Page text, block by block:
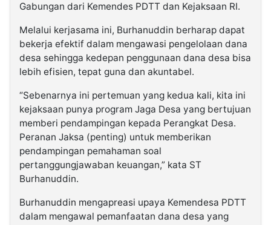
Gabungan dari Kemendes PDTT dan Kejaksaan RI.
Melalui kerjasama ini, Burhanuddin berharap dapat
bekerja efektif dalam mengawasi pengelolaan dana
desa sehingga kedepan penggunaan dana desa bisa
lebih efisien, tepat guna dan akuntabel.
“Sebenarnya ini pertemuan yang kedua kali, kita ini
kejaksaan punya program Jaga Desa yang bertujuan
memberi pendampingan kepada Perangkat Desa.
Peranan Jaksa (penting) untuk memberikan
pendampingan pemahaman soal
pertanggungjawaban keuangan,” kata ST
Burhanuddin.
Burhanuddin mengapreasi upaya Kemendesa PDTT
dalam mengawal pemanfaatan dana desa yang